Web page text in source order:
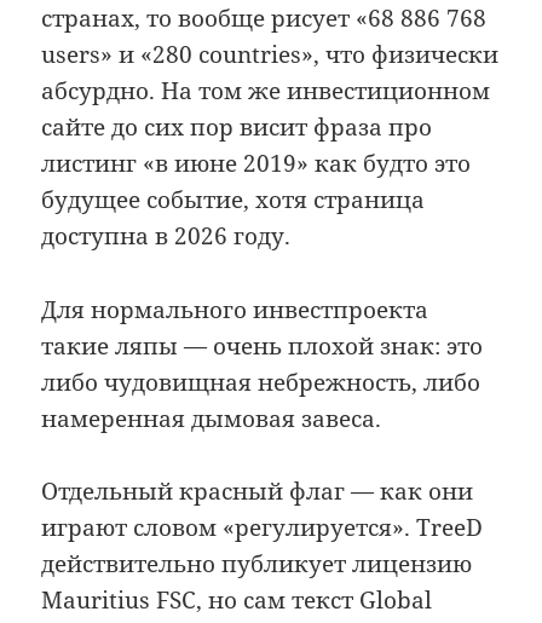
странах, то вообще рисует «68 886 768
users» и «280 countries», что физически
абсурдно. На том же инвестиционном
сайте до сих пор висит фраза про
листинг «в июне 2019» как будто это
будущее событие, хотя страница
доступна в 2026 году.
Для нормального инвестпроекта
такие ляпы — очень плохой знак: это
либо чудовищная небрежность, либо
намеренная дымовая завеса.
Отдельный красный флаг — как они
играют словом «регулируется». TreeD
действительно публикует лицензию
Mauritius FSC, но сам текст Global